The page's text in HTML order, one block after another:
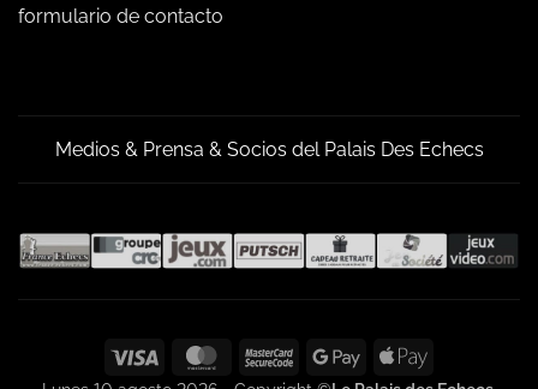
formulario de contacto
Medios & Prensa & Socios del Palais Des Echecs
Visa MasterCardMasterCard
2
Google
Pay
Apple
Pay